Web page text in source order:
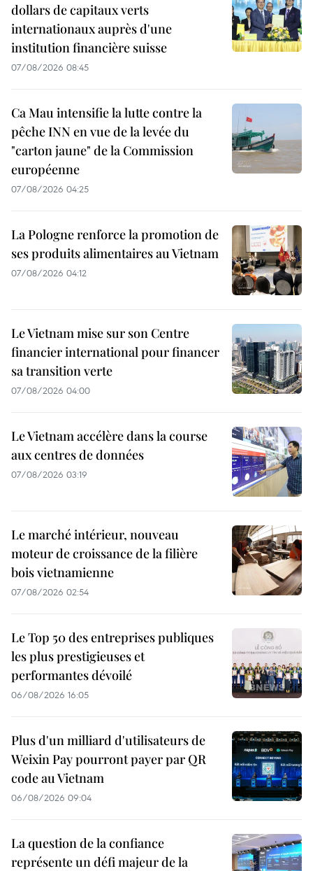
dollars de capitaux verts
internationaux auprès d'une
institution financière suisse
07/08/2026 08:45
Ca Mau intensifie la lutte contre la
pêche INN en vue de la levée du
"carton jaune" de la Commission
européenne
07/08/2026 04:25
La Pologne renforce la promotion de
ses produits alimentaires au Vietnam
07/08/2026 04:12
Le Vietnam mise sur son Centre
financier international pour financer
sa transition verte
07/08/2026 04:00
Le Vietnam accélère dans la course
aux centres de données
07/08/2026 03:19
Le marché intérieur, nouveau
moteur de croissance de la filière
bois vietnamienne
07/08/2026 02:54
Le Top 50 des entreprises publiques
les plus prestigieuses et
performantes dévoilé
06/08/2026 16:05
Plus d'un milliard d'utilisateurs de
Weixin Pay pourront payer par QR
code au Vietnam
06/08/2026 09:04
La question de la confiance
représente un défi majeur de la